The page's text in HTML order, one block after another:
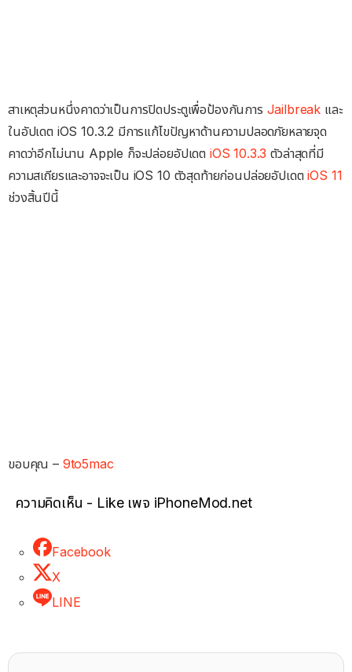
สาเหตุส่วนหนึ่งคาดว่าเป็นการปิดประตูเพื่อป้องกันการ Jailbreak และ
ในอัปเดต iOS 10.3.2 มีการแก้ไขปัญหาด้านความปลอดภัยหลายจุด
คาดว่าอีกไม่นาน Apple ก็จะปล่อยอัปเดต iOS 10.3.3ตัวล่าสุดที่มี
ความสเถียรและอาจจะเป็น iOS 10 ตัวสุดท้ายก่อนปล่อยอัปเดต iOS 11
ช่วงสิ้นปีนี้
ขอบคุณ – 9to5mac
ความคิดเห็น - Like เพจ iPhoneMod.net
Facebook
X
LINE